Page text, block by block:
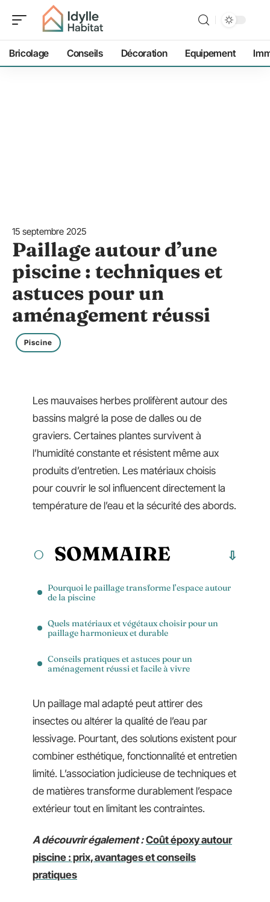
Bricolage Conseils Décoration Equipement
15 septembre 2025
Paillage autour d’une
piscine : techniques et
astuces pour un
aménagement réussi
Piscine
Les mauvaises herbes prolifèrent autour des
bassins malgré la pose de dalles ou de
graviers. Certaines plantes survivent à
l’humidité constante et résistent même aux
produits d’entretien. Les matériaux choisis
pour couvrir le sol influencent directement la
température de l’eau et la sécurité des abords.
SOMMAIRE
Pourquoi le paillage transforme l’espace autour
de la piscine
Quels matériaux et végétaux choisir pour un
paillage harmonieux et durable
Conseils pratiques et astuces pour un
aménagement réussi et facile à vivre
Un paillage mal adapté peut attirer des
insectes ou altérer la qualité de l’eau par
lessivage. Pourtant, des solutions existent pour
combiner esthétique, fonctionnalité et entretien
limité. L’association judicieuse de techniques et
de matières transforme durablement l’espace
extérieur tout en limitant les contraintes.
A découvrir également : Coût époxy autour
piscine : prix, avantages et conseils
pratiques